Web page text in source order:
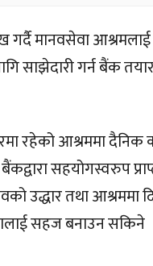
मानवसेवा आश्रमलाई
साझेदारी गर्न बैंक
रहेको आश्रममा दैनिक
सहयोगस्वरुप
उद्धार तथा आश्रममा
सहज बनाउन सकिने